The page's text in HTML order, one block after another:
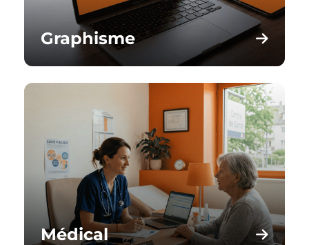
Graphisme
Médical